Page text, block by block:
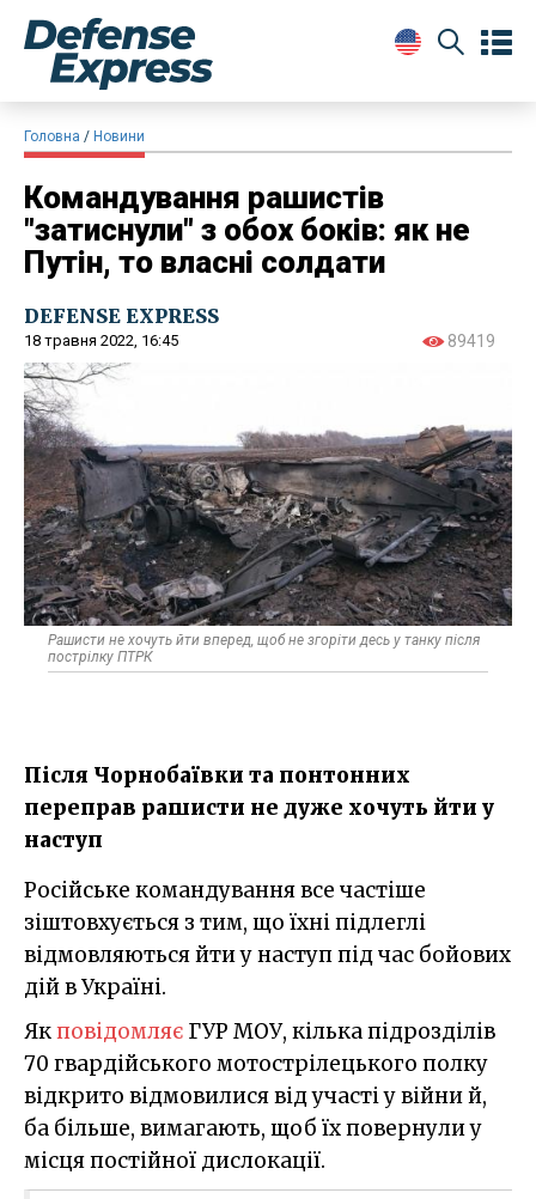
Головна Новини
Командування рашистів
"затиснули" з обох боків: як не
Путін, то власні солдати
DEFENSE EXPRESS
18 травня 2022, 16:45 89419
Рашисти не хочуть йти вперед, щоб не згоріти десь у танку після
пострілку ПТРК
Після Чорнобаївки та понтонних
переправ рашисти не дуже хочуть йти у
наступ
Російське командування все частіше
зіштовхується з тим, що їхні підлеглі
відмовляються йти у наступ під час бойових
дій в Україні.
Якповідомляє ГУР МОУ, кілька підрозділів
70 гвардійського мотострілецького полку
відкрито відмовилися від участі у війни й,
ба більше, вимагають, щоб їх повернули у
місця постійної дислокації.